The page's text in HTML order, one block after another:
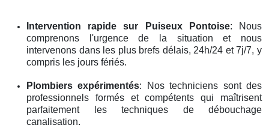
Intervention rapidesur Puiseux Pontoise: Nous
comprenons l'urgence de la situation et nous
intervenons dans les plus brefs délais, 24h/24 et 7j/7, y
compris les jours fériés.
Plombiers expérimentés: Nos techniciens sont des
professionnels formés et compétents qui maîtrisent
parfaitement les techniques de débouchage
canalisation.